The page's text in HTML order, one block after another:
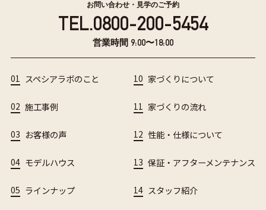
お問い合わせ・見学のご予約
TEL.0800-200-5454
営業時間 9:00〜18:00
01 スペシアラボのこと
02 施工事例
03 お客様の声
04 モデルハウス
05 ラインナップ
10 家づくりについて
11 家づくりの流れ
12 性能・仕様について
13 保証・アフターメンテナンス
14 スタッフ紹介